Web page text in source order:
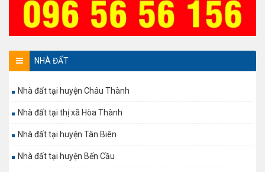
NHÀ ĐẤT
Nhà đất tại huyện Châu Thành
Nhà đất tại thị xã Hòa Thành
Nhà đất tại huyện Tân Biên
Nhà đất tại huyện Bến Cầu